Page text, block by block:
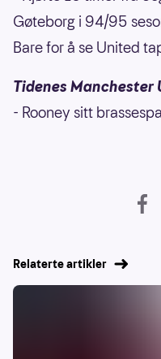
Gøteborg i 94/95
Bare for å se United
Tidenes
- Rooney sitt
Relaterte artikler